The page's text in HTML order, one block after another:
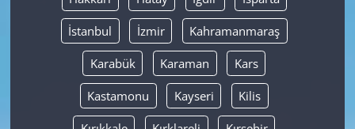
İstanbul İzmir Kahramanmaraş
Karabük Karaman Kars
Kastamonu Kayseri Kilis